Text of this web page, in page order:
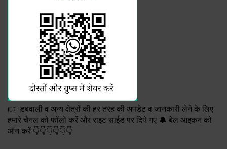
👉 डबवाली व अन्य क्षेत्रों की हर तरह की अपडेट व जानकारी लेने के लिए
हमारे चैनल को फॉलो करें और राइट साईड पर दिये गए 🔔 बेल आइकन को
ऑन करें 👇👇👇👇👇👇